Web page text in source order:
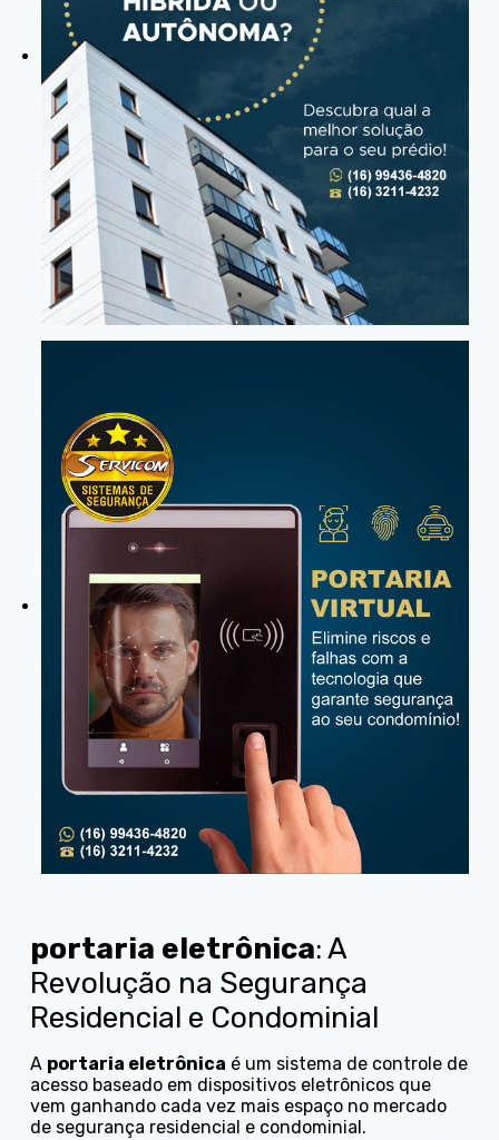
portaria eletrônica: A
Revolução na Segurança
Residencial e Condominial
A portaria eletrônica é um sistema de controle de
acesso baseado em dispositivos eletrônicos que
vem ganhando cada vez mais espaço no mercado
de segurança residencial e condominial.